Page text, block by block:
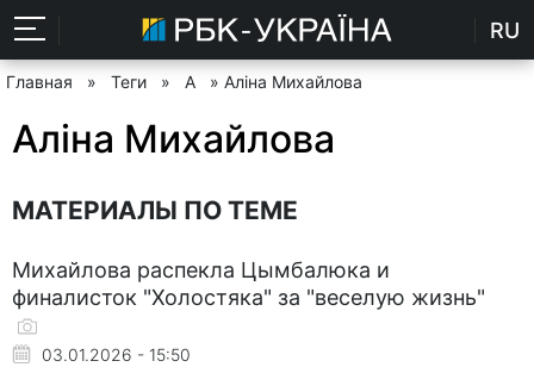
RU
Главная » Теги » А » Аліна Михайлова
Аліна Михайлова
МАТЕРИАЛЫ ПО ТЕМЕ
Михайлова распекла Цымбалюка и
финалисток "Холостяка" за "веселую жизнь"
03.01.2026 - 15:50